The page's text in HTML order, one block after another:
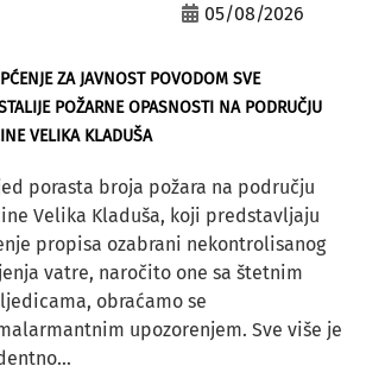
05/08/2026
ZA JAVNOST POVODOM SVE
POŽARNE OPASNOSTI NA PODRUČJU
VELIKA KLADUŠA
porasta broja požara na području
Velika Kladuša, koji predstavljaju
propisa ozabrani nekontrolisanog
vatre, naročito one sa štetnim
obraćamo se
upozorenjem. Sve više je